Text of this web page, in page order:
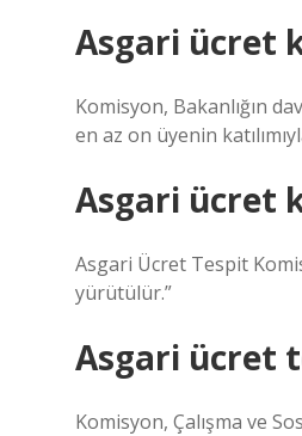
Asgari ücret
Komisyon, Bakanlığın
en az on üyenin
Asgari ücret
Asgari Ücret Tespit
yürütülür.”
Asgari ücret
Komisyon, Çalışma ve